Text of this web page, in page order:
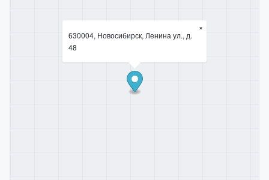
630004, Новосибирск, Ленина ул., д.
48
×